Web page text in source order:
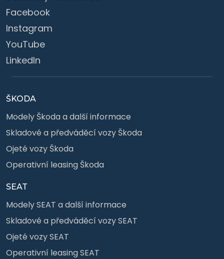
Facebook
Instagram
YouTube
LinkedIn
ŠKODA
Modely Škoda a další informace
Skladové a předváděcí vozy Škoda
Ojeté vozy Škoda
Operativní leasing Škoda
SEAT
Modely SEAT a další informace
Skladové a předváděcí vozy SEAT
Ojeté vozy SEAT
Operativní leasing SEAT